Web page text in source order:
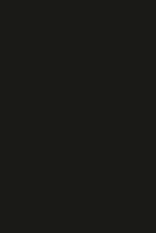
não dava palpite. E olha
sim deveria dar palpite porque
mais do que qualquer
confuso, vive um período
disso – completou.
fez pouco mais de 50
de forma dramática, na última
10ª colocação do Brasileirão,
em jogadores vindo de fora